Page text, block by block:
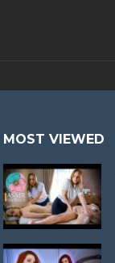
MOST VIEWED